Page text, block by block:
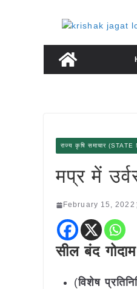
content
राज्य कृषि समाचार (STATE
मप्र में
February 15, 2022
सील बंद
(विशेष